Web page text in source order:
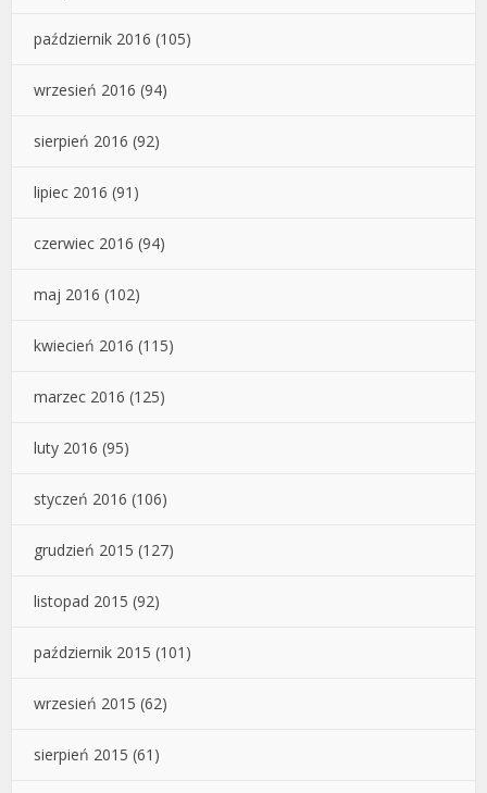
październik 2016 (105)
wrzesień 2016 (94)
sierpień 2016 (92)
lipiec 2016 (91)
czerwiec 2016 (94)
maj 2016 (102)
kwiecień 2016 (115)
marzec 2016 (125)
luty 2016 (95)
styczeń 2016 (106)
grudzień 2015 (127)
listopad 2015 (92)
październik 2015 (101)
wrzesień 2015 (62)
sierpień 2015 (61)